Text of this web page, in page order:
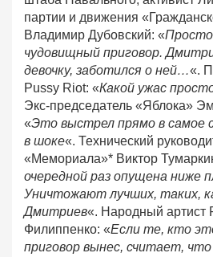
партии и движения
Владимир Дубовский: «
чудовищный приговор.
девочку, заботился о ней…«.
Pussy Riot: «Какой ужас
Экс-председатель «Яблока»
«Это выстрел прямо в самое
в шоке«. Технический
«Мемориала»* Виктор
очередной раз опущена ниже
Уничтожают лучших, таких,
Дмитриев«. Народный артист
Филиппенко: «Если те, кто
приговор вынес, считает,